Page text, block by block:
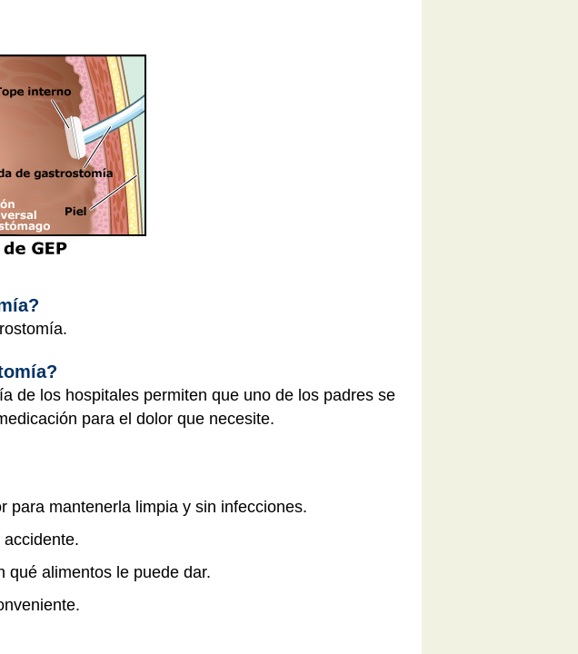
de los hospitales permiten que uno de los padres se
para el dolor que necesite.
para mantenerla limpia y sin infecciones.
qué alimentos le puede dar.